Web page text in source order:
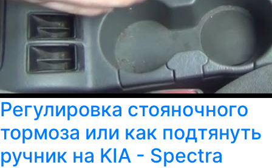
Регулировка стояночного
тормоза или как подтянуть
ручник на KIA - Spectra